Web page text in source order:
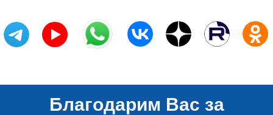
Благодарим Вас за